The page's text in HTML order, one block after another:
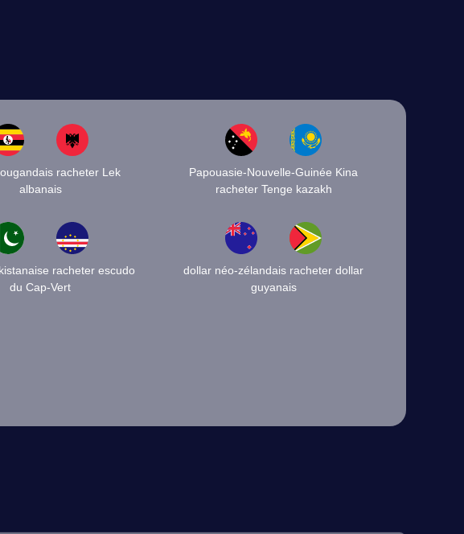
racheter Lek
albanais
Papouasie-Nouvelle-Guinée Kina
racheter Tenge kazakh
racheter escudo
du Cap-Vert
dollar néo-zélandais racheter dollar
guyanais